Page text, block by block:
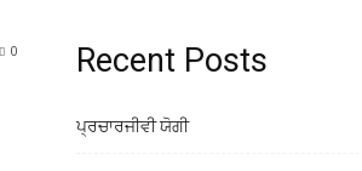
0 Recent Posts
ਪ੍ਰਚਾਰਜੀਵੀ ਯੋਗੀ